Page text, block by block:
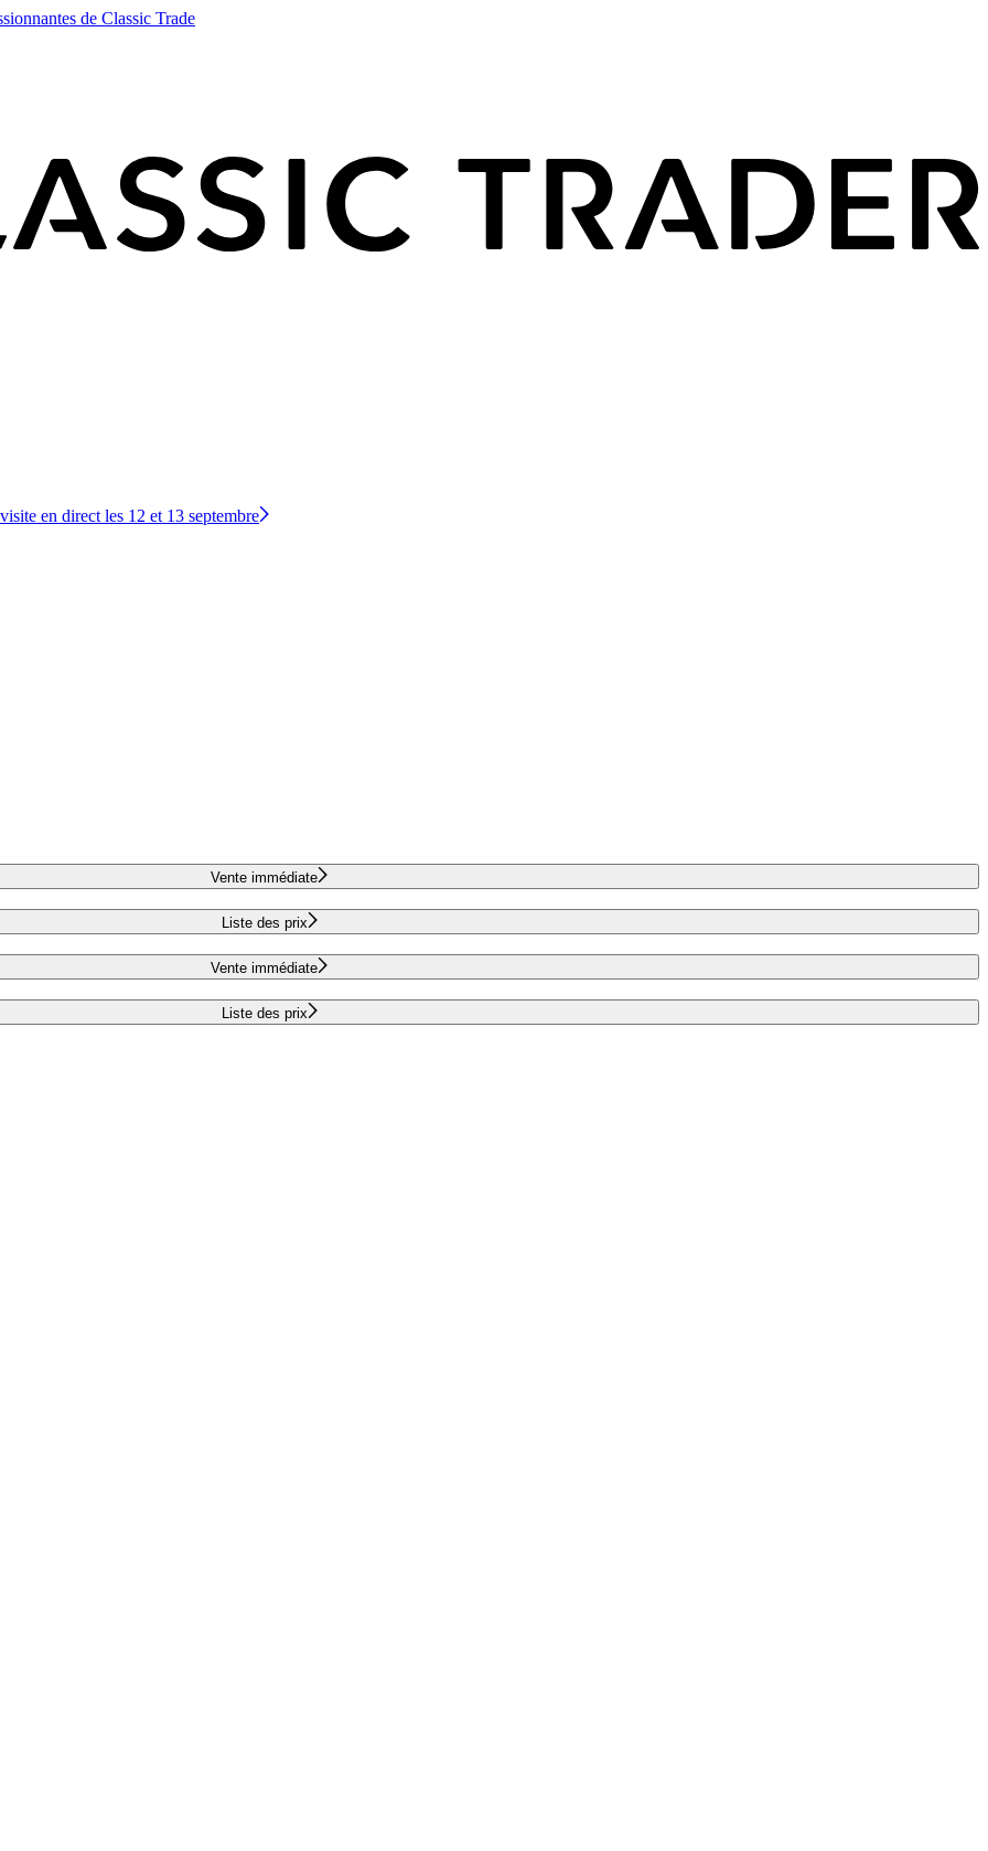
de Classic Trade
en direct les 12 et 13 septembre
Vente immédiate
Liste des prix
Vente immédiate
Liste des prix